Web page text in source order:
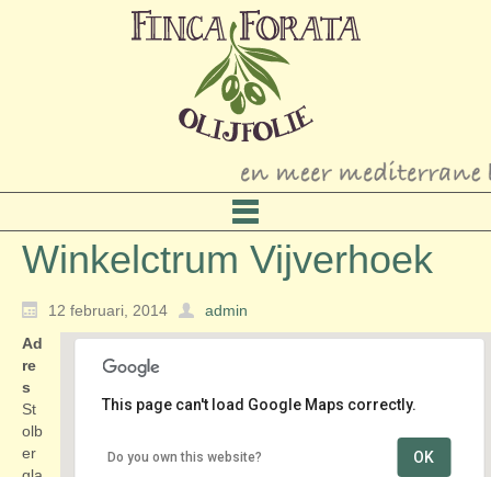
Winkelctrum Vijverhoek
12 februari, 2014 admin
Winkelctrum Vijverhoek
This page can't load Google Maps correctly.
Do you own this website? OK
Ad
re
s
St
olb
er